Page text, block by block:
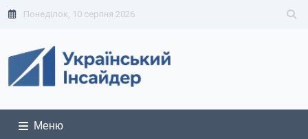
Понеділок, 10 серпня 2026
Меню